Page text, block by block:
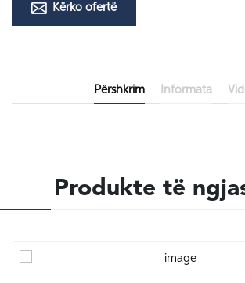
Kërko ofertë
Përshkrim Informata
Produkte të